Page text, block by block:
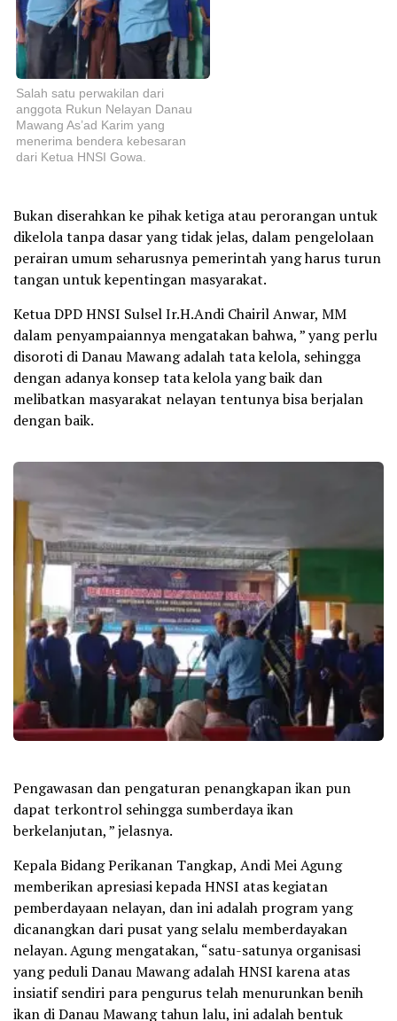
Salah satu perwakilan dari
anggota Rukun Nelayan Danau
Mawang As’ad Karim yang
menerima bendera kebesaran
dari Ketua HNSI Gowa.
Bukan diserahkan ke pihak ketiga atau perorangan untuk
dikelola tanpa dasar yang tidak jelas, dalam pengelolaan
perairan umum seharusnya pemerintah yang harus turun
tangan untuk kepentingan masyarakat.
Ketua DPD HNSI Sulsel Ir.H.Andi Chairil Anwar, MM
dalam penyampaiannya mengatakan bahwa, ” yang perlu
disoroti di Danau Mawang adalah tata kelola, sehingga
dengan adanya konsep tata kelola yang baik dan
melibatkan masyarakat nelayan tentunya bisa berjalan
dengan baik.
Pengawasan dan pengaturan penangkapan ikan pun
dapat terkontrol sehingga sumberdaya ikan
berkelanjutan, ” jelasnya.
Kepala Bidang Perikanan Tangkap, Andi Mei Agung
memberikan apresiasi kepada HNSI atas kegiatan
pemberdayaan nelayan, dan ini adalah program yang
dicanangkan dari pusat yang selalu memberdayakan
nelayan. Agung mengatakan, “satu-satunya organisasi
yang peduli Danau Mawang adalah HNSI karena atas
insiatif sendiri para pengurus telah menurunkan benih
ikan di Danau Mawang tahun lalu, ini adalah bentuk